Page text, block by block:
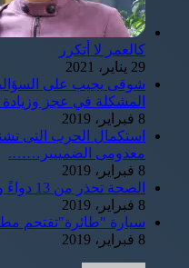
كالعمر لا أتكرر
29 يناير، 2021
شوقى يجيب على
المشكلة في عجز وزيادة
8 فبراير، 2019
استكمال الحرب التى
معدومى الضمييير…….
8 فبراير، 2019
الصحة تحذر من 13 دواءً ومستحضرًا للتجميل بالأسواق
8 فبراير، 2019
سيارة "طائرة"تقتحم
8 فبراير، 2019